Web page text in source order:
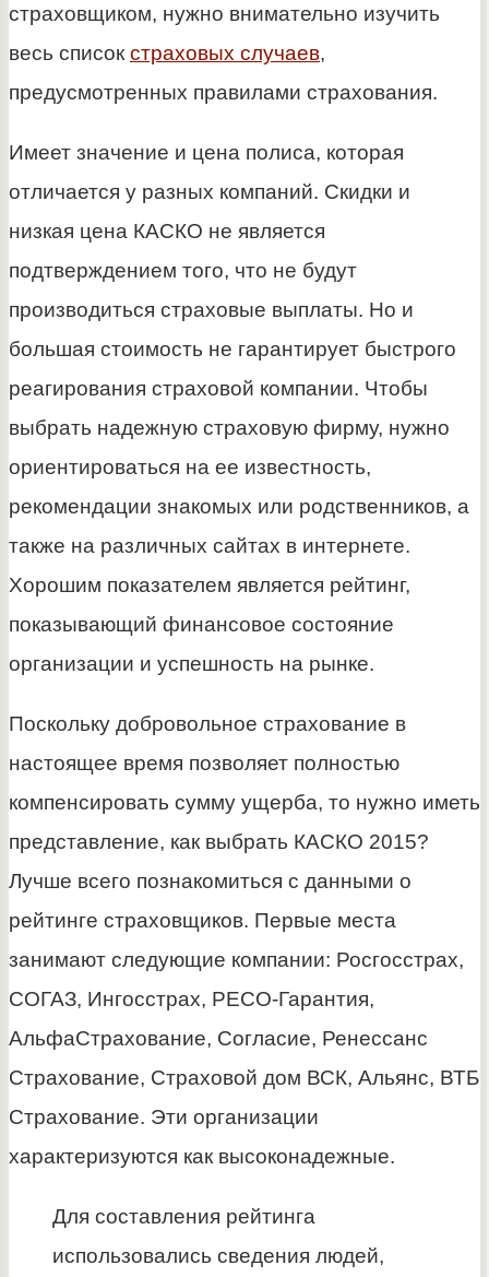
страховщиком, нужно внимательно изучить
весь список страховых случаев,
предусмотренных правилами страхования.
Имеет значение и цена полиса, которая
отличается у разных компаний. Скидки и
низкая цена КАСКО не является
подтверждением того, что не будут
производиться страховые выплаты. Но и
большая стоимость не гарантирует быстрого
реагирования страховой компании. Чтобы
выбрать надежную страховую фирму, нужно
ориентироваться на ее известность,
рекомендации знакомых или родственников, а
также на различных сайтах в интернете.
Хорошим показателем является рейтинг,
показывающий финансовое состояние
организации и успешность на рынке.
Поскольку добровольное страхование в
настоящее время позволяет полностью
компенсировать сумму ущерба, то нужно иметь
представление, как выбрать КАСКО 2015?
Лучше всего познакомиться с данными о
рейтинге страховщиков. Первые места
занимают следующие компании: Росгосстрах,
СОГАЗ, Ингосстрах, РЕСО-Гарантия,
АльфаСтрахование, Согласие, Ренессанс
Страхование, Страховой дом ВСК, Альянс, ВТБ
Страхование. Эти организации
характеризуются как высоконадежные.
Для составления рейтинга
использовались сведения людей,